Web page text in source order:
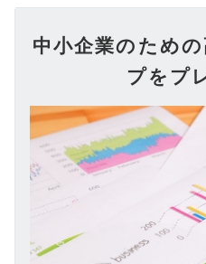
中小企業のため
プをプ